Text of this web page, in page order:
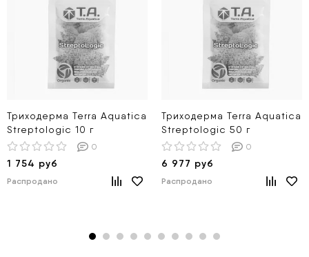
Триходерма Terra Aquatica
Streptologic 10 г
0
1 754 руб
Распродано
Триходерма Terra Aquatica
Streptologic 50 г
0
6 977 руб
Распродано